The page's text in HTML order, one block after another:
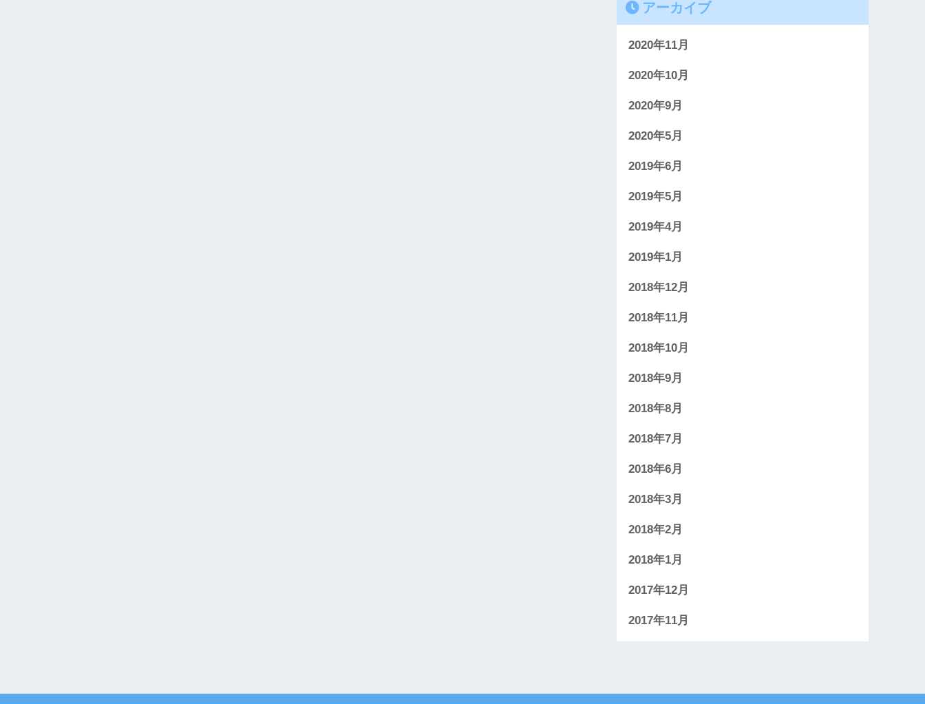
アーカイブ
2020年11月
2020年10月
2020年9月
2020年5月
2019年6月
2019年5月
2019年4月
2019年1月
2018年12月
2018年11月
2018年10月
2018年9月
2018年8月
2018年7月
2018年6月
2018年3月
2018年2月
2018年1月
2017年12月
2017年11月